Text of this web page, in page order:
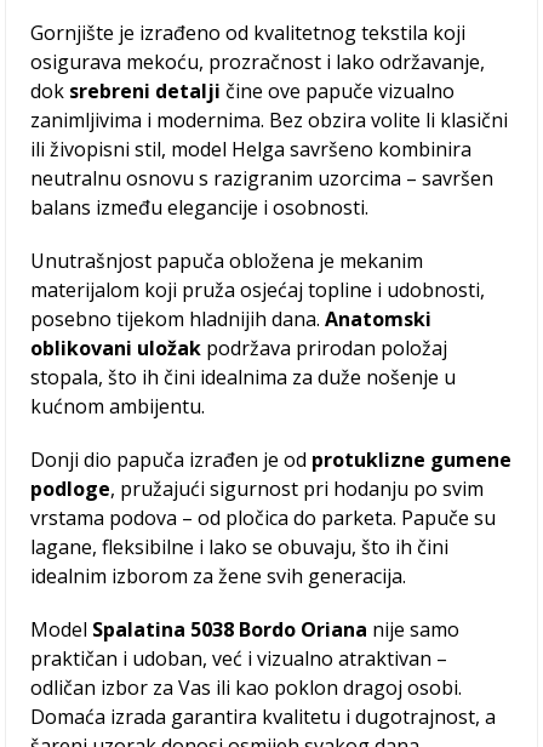
Gornjište je izrađeno od kvalitetnog tekstila koji
osigurava mekoću, prozračnost i lako održavanje,
dok srebreni detalji čine ove papuče vizualno
zanimljivima i modernima. Bez obzira volite li klasični
ili živopisni stil, model Helga savršeno kombinira
neutralnu osnovu s razigranim uzorcima – savršen
balans između elegancije i osobnosti.
Unutrašnjost papuča obložena je mekanim
materijalom koji pruža osjećaj topline i udobnosti,
posebno tijekom hladnijih dana.Anatomski
oblikovani uložak podržava prirodan položaj
stopala, što ih čini idealnima za duže nošenje u
kućnom ambijentu.
Donji dio papuča izrađen je od protuklizne gumene
podloge, pružajući sigurnost pri hodanju po svim
vrstama podova – od pločica do parketa. Papuče su
lagane, fleksibilne i lako se obuvaju, što ih čini
idealnim izborom za žene svih generacija.
Model Spalatina 5038 Bordo Oriana nije samo
praktičan i udoban, već i vizualno atraktivan –
odličan izbor za Vas ili kao poklon dragoj osobi.
Domaća izrada garantira kvalitetu i dugotrajnost, a